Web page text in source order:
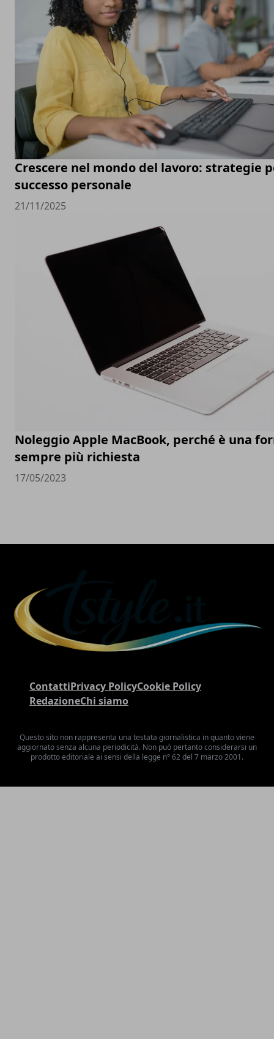
Crescere nel mondo del lavoro: strategie
successo personale
21/11/2025
Noleggio Apple MacBook, perché è una
sempre più richiesta
17/05/2023
ContattiPrivacy PolicyCookie Policy
RedazioneChi siamo
Questo sito non rappresenta una testata giornalistica in quanto viene
aggiornato senza alcuna periodicità. Non può pertanto considerarsi un
prodotto editoriale ai sensi della legge n° 62 del 7 marzo 2001.